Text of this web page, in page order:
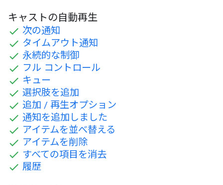
キャストの自動再生
次の通知
タイムアウト通知
永続的な制御
フル コントロール
キュー
選択肢を追加
追加 / 再生オプション
通知を追加しました
アイテムを並べ替える
アイテムを削除
すべての項目を消去
履歴